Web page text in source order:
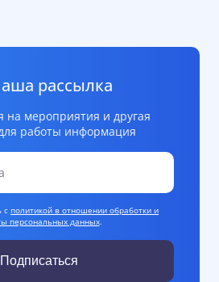
рассылка
на мероприятия и другая
работы информация
с политикой в отношении обработки и
персональных данных.